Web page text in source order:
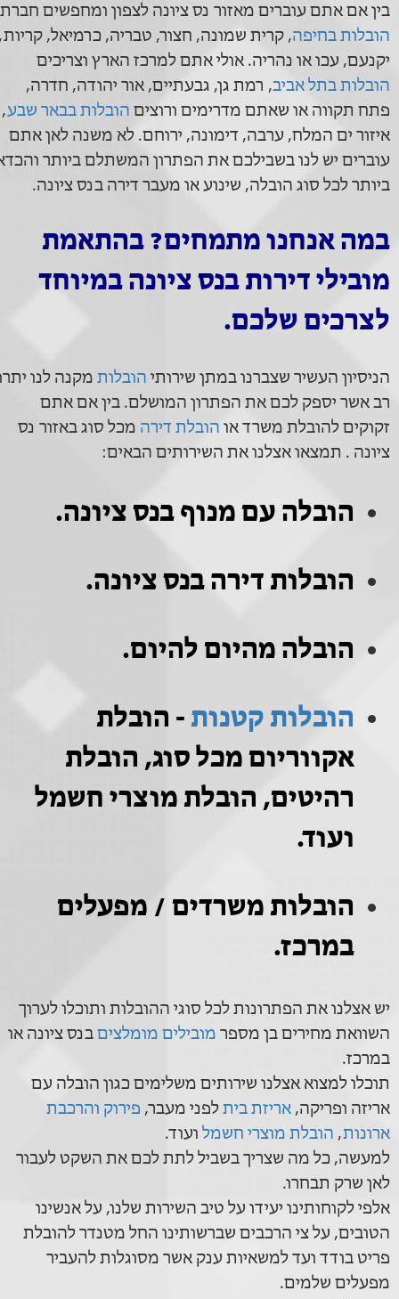
בין אם אתם עוברים מאזור נס ציונה לצפון ומחפשים חברת
הובלות בחיפה, קרית שמונה, חצור, טבריה, כרמיאל,
יקנעם, עכו או נהריה. אולי אתם למרכז הארץ וצריכים
הובלות בתל אביב, רמת גן, גבעתיים, אור יהודה, חדרה,
פתח תקווה או שאתם מדרימים ורוצים הובלות בבאר שבע,
איזור ים המלח, ערבה, דימונה, ירוחם. לא משנה לאן אתם
עוברים יש לנו בשבילכם את הפתרון המשתלם ביותר
ביותר לכל סוג הובלה, שינוע או מעבר דירה בנס ציונה.
במה אנחנו מתמחים? בהתאמת
מובילי דירות בנס ציונה במיוחד
לצרכים שלכם.
הניסיון העשיר שצברנו במתן שירותי הובלות מקנה לנו
רב אשר יספק לכם את הפתרון המושלם. בין אם אתם
זקוקים להובלת משרד או הובלת דירה מכל סוג באזור נס
ציונה . תמצאו אצלנו את השירותים הבאים:
הובלה עם מנוף בנס ציונה.
הובלות דירה בנס ציונה.
הובלה מהיום להיום.
הובלות קטנות - הובלת
אקווריום מכל סוג, הובלת
רהיטים, הובלת מוצרי חשמל
ועוד.
הובלות משרדים / מפעלים
במרכז.
יש אצלנו את הפתרונות לכל סוגי ההובלות ותוכלו לערוך
השוואת מחירים בן מספר מובילים מומלצים בנס ציונה או
במרכז.
תוכלו למצוא אצלנו שירותים משלימים כגון הובלה עם
אריזה ופריקה, אריזת בית לפני מעבר, פירוק והרכבת
ארונות, הובלת מוצרי חשמל ועוד.
למעשה, כל מה שצריך בשביל לתת לכם את השקט לעבור
לאן שרק תבחרו.
אלפי לקוחותינו יעידו על טיב השירות שלנו, על אנשינו
הטובים, על צי הרכבים שברשותינו החל מטנדר להובלת
פריט בודד ועד למשאיות ענק אשר מסוגלות להעביר
מפעלים שלמים.